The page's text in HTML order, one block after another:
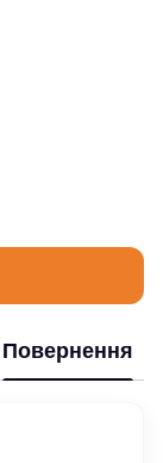
Повернення